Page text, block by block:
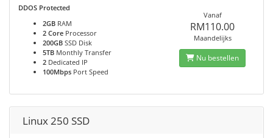
DDOS Protected
2GB RAM
2 Core Processor
200GB SSD Disk
5TB Monthly Transfer
2 Dedicated IP
100Mbps Port Speed
Vanaf
RM110.00
Maandelijks
Nu bestellen
Linux 250 SSD